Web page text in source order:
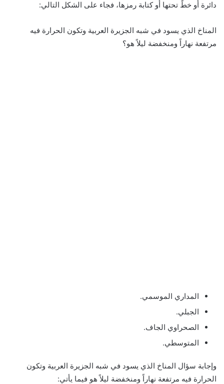
دائرة أو خطٍّ تحتها أو كتابة رمزها، فجاء على الشكل التالي:
المناخ الذي يسود في شبه الجزيرة العربية وتكون الحرارة فيه
مرتفعة نهاراً ومنخفضة ليلاً هو؟
المداري الموسمي.
الجبلي.
الصحراوي الجاف.
المتوسطي.
وإجابة سؤال المناخ الذي يسود في شبه الجزيرة العربية وتكون
الحرارة فيه مرتفعة نهاراً ومنخفضة ليلاً هو فيما يأتي: